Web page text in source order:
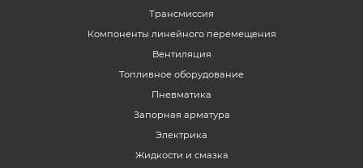
Трансмиссия
Компоненты линейного перемещения
Вентиляция
Топливное оборудование
Пневматика
Запорная арматура
Электрика
Жидкости и смазка